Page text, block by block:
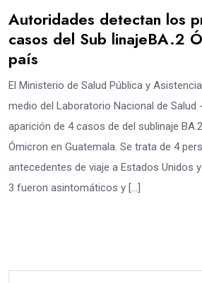
Autoridades detectan los
casos del Sub linajeBA.2
país
El Ministerio de Salud Pública y
medio del Laboratorio Nacional de Salud
aparición de 4 casos de del sublinaje
Ómicron en Guatemala. Se trata de 4
antecedentes de viaje a Estados Unidos
3 fueron asintomáticos y […]